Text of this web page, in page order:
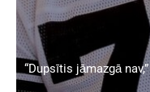
“Dupsītis jāmazgā